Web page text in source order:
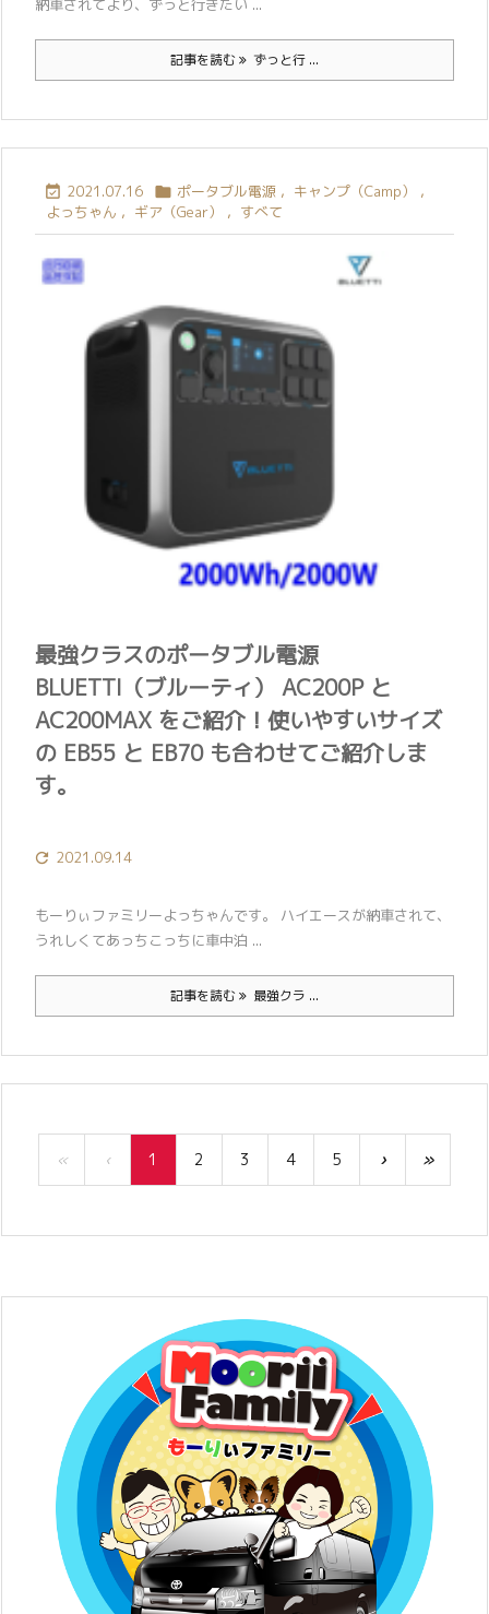
納車されてより、ずっと行きたい ...
記事を読む ずっと行 ...
 2021.07.16  ポータブル電源 , キャンプ（Camp）
,
よっちゃん , ギア（Gear） , すべて
最強クラスのポータブル電源
BLUETTI（ブルーティ） AC200P と
AC200MAX をご紹介！使いやすいサイズ
の EB55 と EB70 も合わせてご紹介しま
す。
 2021.09.14
もーりぃファミリーよっちゃんです。 ハイエースが納車されて、
うれしくてあっちこっちに車中泊 ...
記事を読む 最強クラ ...
« ‹ 1 2 3 4 5 › »